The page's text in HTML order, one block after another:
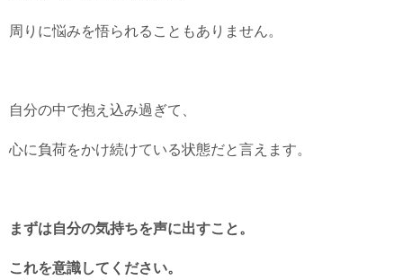
周りに悩みを悟られることもありません。
自分の中で抱え込み過ぎて、
心に負荷をかけ続けている状態だと言えます。
まずは自分の気持ちを声に出すこと。
これを意識してください。